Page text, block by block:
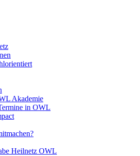
Akademie
in OWL
Heilnetz OWL